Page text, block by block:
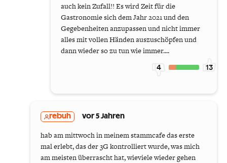
auch kein Zufall!! Es wird Zeit für die
Gastronomie sich dem Jahr 2021 und den
Gegebenheiten anzupassen und nicht immer
alles mit vollen Händen auszuschöpfen und
dann wieder so zu tun wie immer....
4 13
rebuh vor 5 Jahren
hab am mittwoch in meinem stammcafe das erste
mal erlebt, das der 3G kontrolliert wurde, was mich
am meisten überrascht hat, wieviele wieder gehen